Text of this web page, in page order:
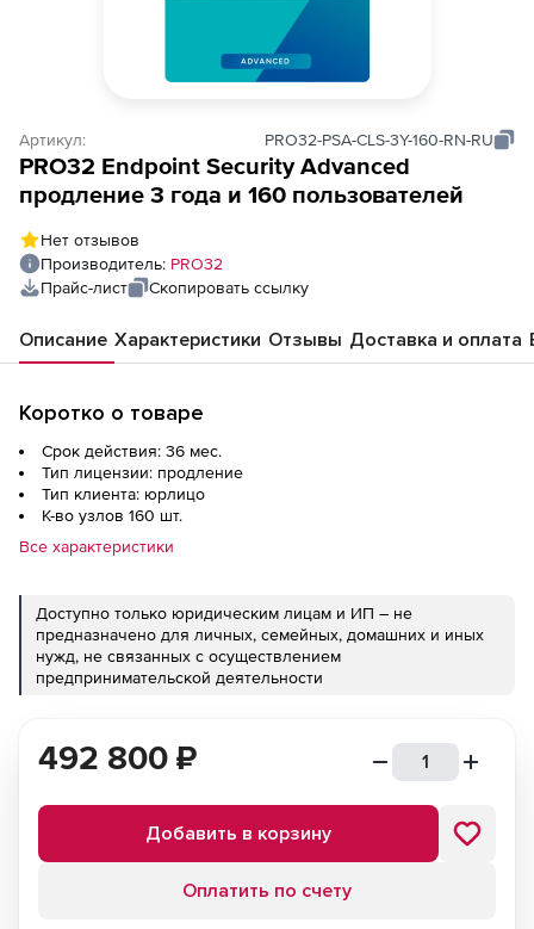
Артикул: PRO32-PSA-CLS-3Y-160-RN-RU
PRO32 Endpoint Security Advanced
продление 3 года и 160 пользователей
Нет отзывов
Производитель: PRO32
Прайс-лист
Скопировать ссылку
Описание Характеристики Отзывы Доставка и оплата
Коротко о товаре
Срок действия: 36 мес.
Тип лицензии: продление
Тип клиента: юрлицо
К-во узлов 160 шт.
Все характеристики
Доступно только юридическим лицам и ИП – не
предназначено для личных, семейных, домашних и иных
нужд, не связанных с осуществлением
предпринимательской деятельности
492 800 ₽
Добавить в корзину
Оплатить по счету